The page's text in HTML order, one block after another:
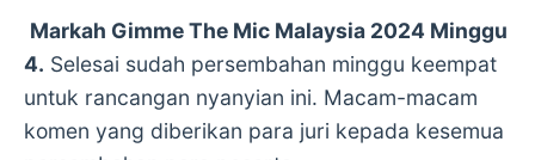
Markah Gimme The Mic Malaysia 2024 Minggu
4. Selesai sudah persembahan minggu keempat
untuk rancangan nyanyian ini. Macam-macam
komen yang diberikan para juri kepada kesemua